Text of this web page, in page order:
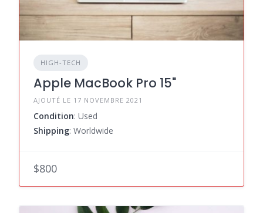
HIGH-TECH
Apple MacBook Pro 15"
AJOUTÉ LE 17 NOVEMBRE 2021
Condition: Used
Shipping: Worldwide
$800